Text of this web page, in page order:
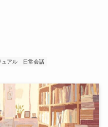
ュアル 日常会話